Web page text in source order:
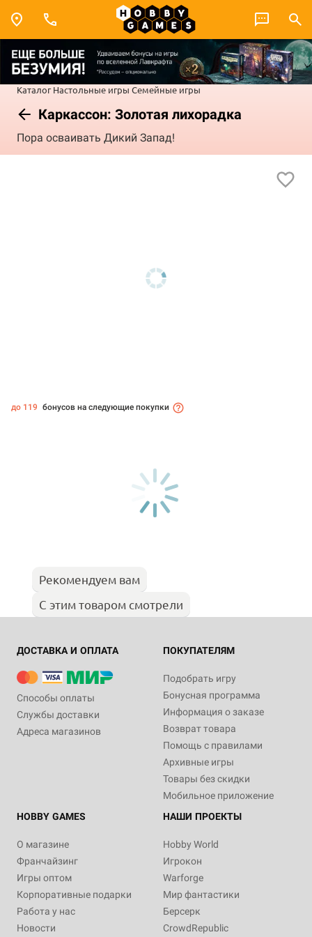
Каталог Настольные игры Семейные игры
Каркассон: Золотая лихорадка
Пора осваивать Дикий Запад!
до 119 бонусов на следующие покупки
Рекомендуем вам
С этим товаром смотрели
ДОСТАВКА И ОПЛАТА
Способы оплаты
Службы доставки
Адреса магазинов
ПОКУПАТЕЛЯМ
Подобрать игру
Бонусная программа
Информация о заказе
Возврат товара
Помощь с правилами
Архивные игры
Товары без скидки
Мобильное приложение
HOBBY GAMES
О магазине
Франчайзинг
Игры оптом
Корпоративные подарки
Работа у нас
Новости
НАШИ ПРОЕКТЫ
Hobby World
Игрокон
Warforge
Мир фантастики
Берсерк
CrowdRepublic